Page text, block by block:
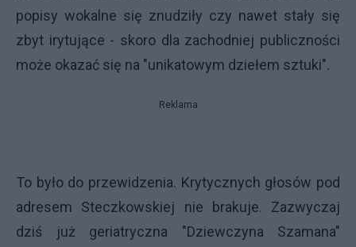
popisy wokalne się znudziły czy nawet stały się
zbyt irytujące - skoro dla zachodniej publiczności
może okazać się na "unikatowym dziełem sztuki".
Reklama
To było do przewidzenia. Krytycznych głosów pod
adresem Steczkowskiej nie brakuje. Zazwyczaj
dziś już geriatryczna "Dziewczyna Szamana"